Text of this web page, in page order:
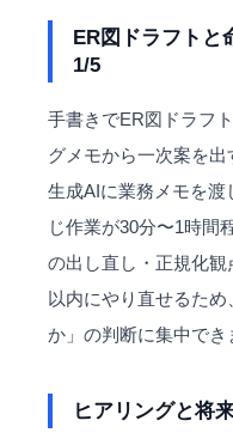
ER図ドラフトと
1/5
手書きでER図ドラフ
グメモから一次案を出
生成AIに業務メモを渡
じ作業が30分〜1時間
の出し直し・正規化
以内にやり直せるた
か」の判断に集中でき
ヒアリングと将